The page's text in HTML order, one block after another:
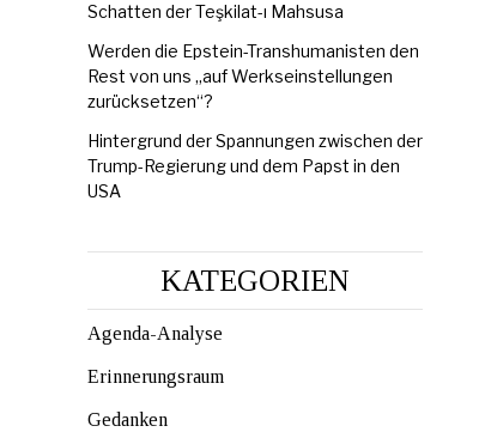
Schatten der Teşkilat-ı Mahsusa
Werden die Epstein-Transhumanisten den
Rest von uns „auf Werkseinstellungen
zurücksetzen“?
Hintergrund der Spannungen zwischen der
Trump-Regierung und dem Papst in den
USA
KATEGORIEN
Agenda-Analyse
Erinnerungsraum
Gedanken